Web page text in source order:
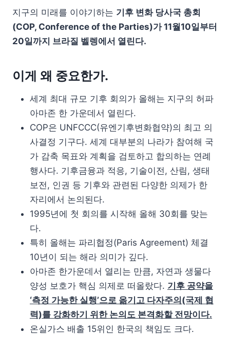
지구의 미래를 이야기하는 기후 변화 당사국 총회
(COP, Conference of the Parties)가 11월10일부터
20일까지 브라질 벨렝에서 열린다.
이게 왜 중요한가.
세계 최대 규모 기후 회의가 올해는 지구의 허파
아마존 한 가운데서 열린다.
COP은 UNFCCC(유엔기후변화협약)의 최고 의
사결정 기구다. 세계 대부분의 나라가 참여해 국
가 감축 목표와 계획을 검토하고 합의하는 연례
행사다. 기후금융과 적응, 기술이전, 산림, 생태
보전, 인권 등 기후와 관련된 다양한 의제가 한
자리에서 논의된다.
1995년에 첫 회의를 시작해 올해 30회를 맞는
다.
특히 올해는 파리협정(Paris Agreement) 체결
10년이 되는 해라 의미가 깊다.
아마존 한가운데서 열리는 만큼, 자연과 생물다
양성 보호가 핵심 의제로 떠올랐다. 기후 공약을
‘측정 가능한 실행’으로 옮기고 다자주의(국제 협
력)를 강화하기 위한 논의도 본격화할 전망이다.
온실가스 배출 15위인 한국의 책임도 크다.